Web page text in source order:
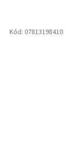
Kód: 07813198410